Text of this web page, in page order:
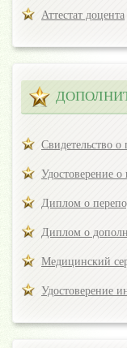
Аттестат доцента
Свидетельство
Удостоверение
Диплом о
Диплом о
Медицинский
Удостоверение